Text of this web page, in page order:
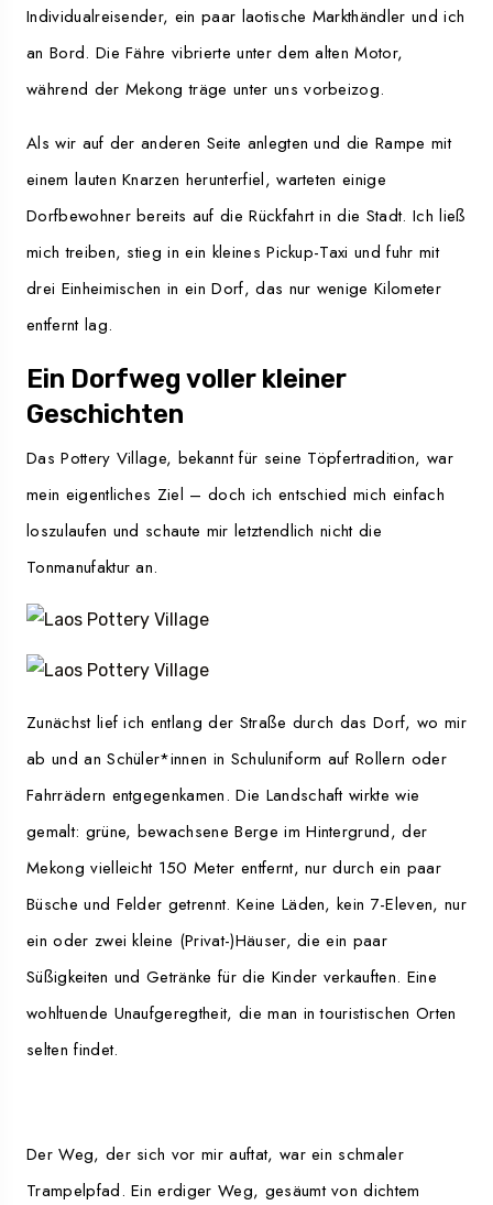
Individualreisender, ein paar laotische Markthändler und ich
an Bord. Die Fähre vibrierte unter dem alten Motor,
während der Mekong träge unter uns vorbeizog.
Als wir auf der anderen Seite anlegten und die Rampe mit
einem lauten Knarzen herunterfiel, warteten einige
Dorfbewohner bereits auf die Rückfahrt in die Stadt. Ich ließ
mich treiben, stieg in ein kleines Pickup-Taxi und fuhr mit
drei Einheimischen in ein Dorf, das nur wenige Kilometer
entfernt lag.
Ein Dorfweg voller kleiner
Geschichten
Das Pottery Village, bekannt für seine Töpfertradition, war
mein eigentliches Ziel – doch ich entschied mich einfach
loszulaufen und schaute mir letztendlich nicht die
Tonmanufaktur an.
Zunächst lief ich entlang der Straße durch das Dorf, wo mir
ab und an Schüler*innen in Schuluniform auf Rollern oder
Fahrrädern entgegenkamen. Die Landschaft wirkte wie
gemalt: grüne, bewachsene Berge im Hintergrund, der
Mekong vielleicht 150 Meter entfernt, nur durch ein paar
Büsche und Felder getrennt. Keine Läden, kein 7-Eleven, nur
ein oder zwei kleine (Privat-)Häuser, die ein paar
Süßigkeiten und Getränke für die Kinder verkauften. Eine
wohltuende Unaufgeregtheit, die man in touristischen Orten
selten findet.
Der Weg, der sich vor mir auftat, war ein schmaler
Trampelpfad. Ein erdiger Weg, gesäumt von dichtem